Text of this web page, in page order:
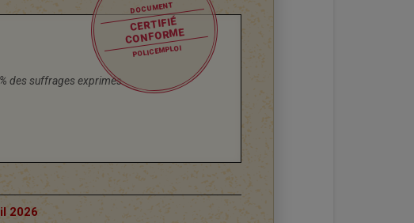
des suffrages exprimés.
DOCUMENT
CERTIFIÉ
CONFORME
POLICEMPLOI
2026